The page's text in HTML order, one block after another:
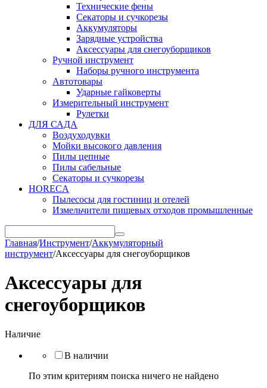
Технические фены
Секаторы и сучкорезы
Аккумуляторы
Зарядные устройства
Аксессуары для снегоуборщиков
Ручной инструмент
Наборы ручного инструмента
Автотовары
Ударные гайковерты
Измерительный инструмент
Рулетки
ДЛЯ САДА
Воздуходувки
Мойки высокого давления
Пилы цепные
Пилы сабельные
Секаторы и сучкорезы
HORECA
Пылесосы для гостиниц и отелей
Измельчители пищевых отходов промышленные
Главная/Инструмент/Аккумуляторный
инструмент/Аксессуары для снегоуборщиков
Аксессуары для
снегоуборщиков
Наличие
В наличии
По этим критериям поиска ничего не найдено